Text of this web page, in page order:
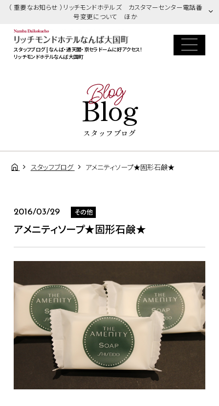
（ 重要なお知らせ ）リッチモンドホテルズ カスタマーセンター電話番
号変更について ほか
スタッフブログ | なんば・通天閣・京セラドームに好アクセス！
リッチモンドホテルなんば大国町
Blog
Blog
スタッフブログ
スタッフブログ アメニティソープ★固形石鹸★
2016/03/29 その他
アメニティソープ★固形石鹸★